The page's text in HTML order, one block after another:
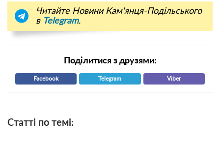
Читайте Новини Кам'янця-Подільського
в Telegram.
Поділитися з друзями:
Facebook Telegram Viber
Статті по темі: